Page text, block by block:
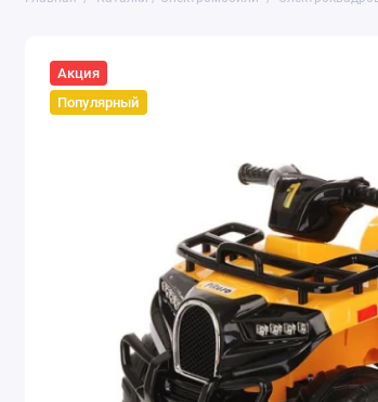
Акция
Популярный